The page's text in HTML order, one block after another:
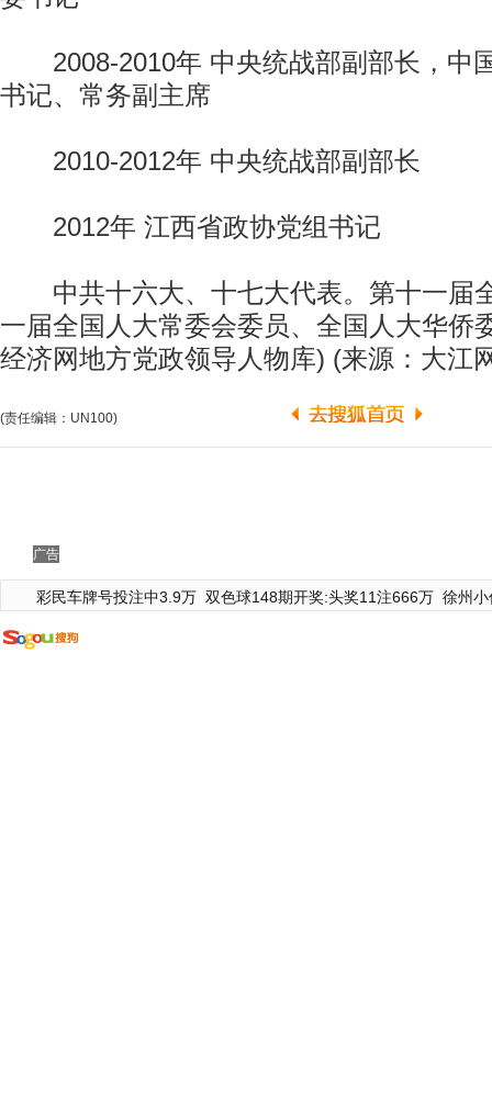
2008-2010年 中央统战部副部长，中
书记、常务副主席
2010-2012年 中央统战部副部长
2012年 江西省政协党组书记
中共十六大、十七大代表。第十一届
一届全国人大常委会委员、全国人大华侨
经济网地方党政领导人物库) (来源：大江
(责任编辑：UN100)
广告
彩民车牌号投注中3.9万 双色球148期开奖:头奖11注666万 徐州